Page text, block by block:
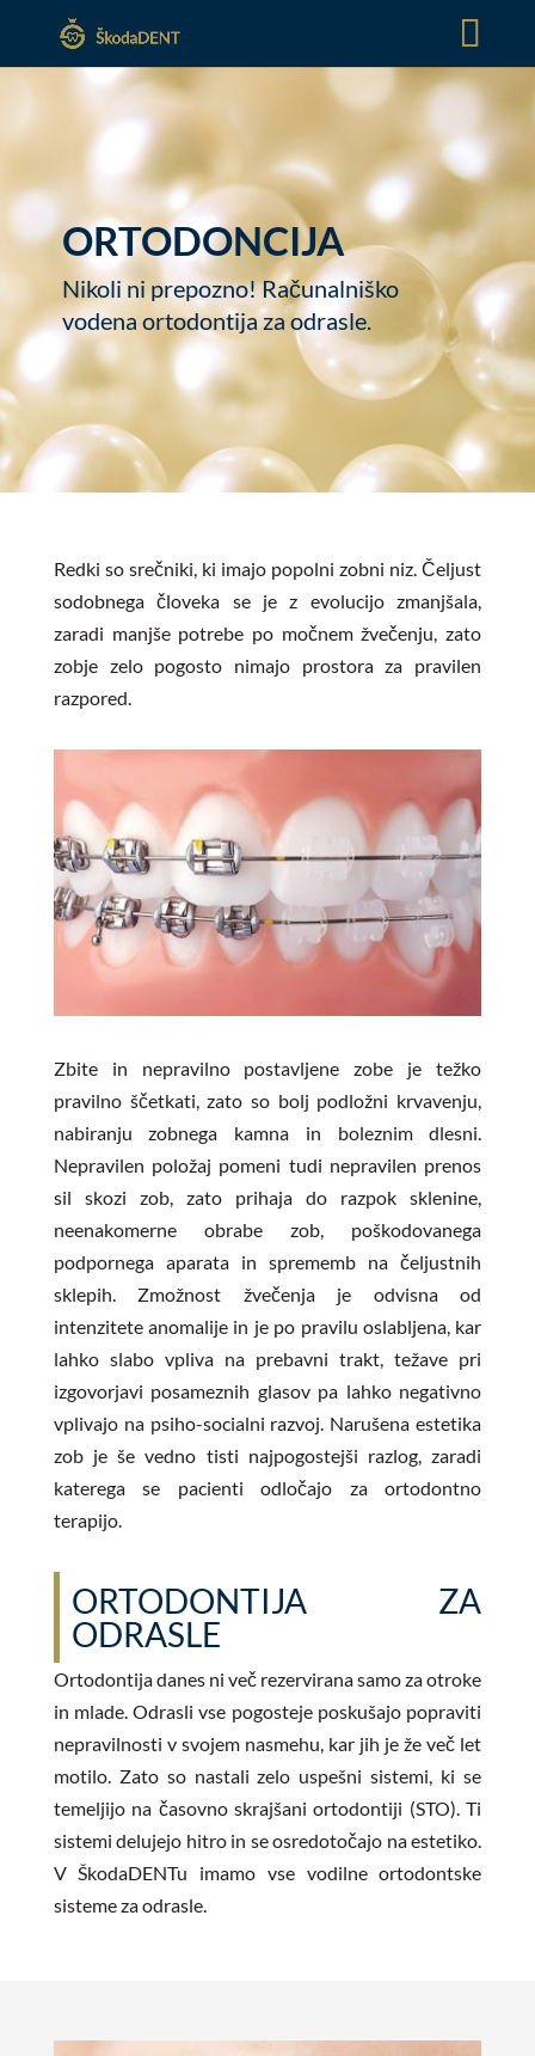
ORTODONCIJA
Nikoli ni prepozno! Računalniško
vodena ortodontija za odrasle.
Redki so srečniki, ki imajo popolni zobni niz. Čeljust
sodobnega človeka se je z evolucijo zmanjšala,
zaradi manjše potrebe po močnem žvečenju, zato
zobje zelo pogosto nimajo prostora za pravilen
razpored.
Zbite in nepravilno postavljene zobe je težko
pravilno ščetkati, zato so bolj podložni krvavenju,
nabiranju zobnega kamna in boleznim dlesni.
Nepravilen položaj pomeni tudi nepravilen prenos
sil skozi zob, zato prihaja do razpok sklenine,
neenakomerne obrabe zob, poškodovanega
podpornega aparata in sprememb na čeljustnih
sklepih. Zmožnost žvečenja je odvisna od
intenzitete anomalije in je po pravilu oslabljena, kar
lahko slabo vpliva na prebavni trakt, težave pri
izgovorjavi posameznih glasov pa lahko negativno
vplivajo na psiho-socialni razvoj. Narušena estetika
zob je še vedno tisti najpogostejši razlog, zaradi
katerega se pacienti odločajo za ortodontno
terapijo.
ORTODONTIJA ZA
ODRASLE
Ortodontija danes ni več rezervirana samo za otroke
in mlade. Odrasli vse pogosteje poskušajo popraviti
nepravilnosti v svojem nasmehu, kar jih je že več let
motilo. Zato so nastali zelo uspešni sistemi, ki se
temeljijo na časovno skrajšani ortodontiji (STO). Ti
sistemi delujejo hitro in se osredotočajo na estetiko.
V ŠkodaDENTu imamo vse vodilne ortodontske
sisteme za odrasle.